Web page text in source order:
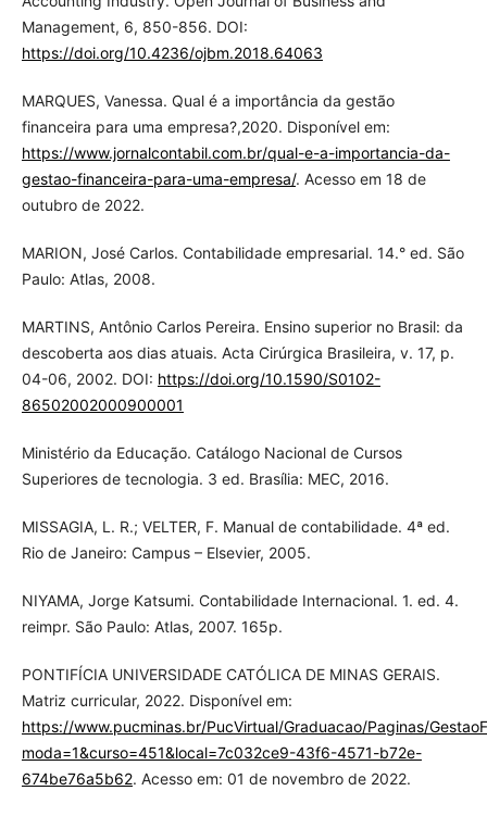
Management, 6, 850-856. DOI:
https://doi.org/10.4236/ojbm.2018.64063
MARQUES, Vanessa. Qual é a importância da gestão
financeira para uma empresa?,2020. Disponível em:
https://www.jornalcontabil.com.br/qual-e-a-importancia-da-
gestao-financeira-para-uma-empresa/. Acesso em 18 de
outubro de 2022.
MARION, José Carlos. Contabilidade empresarial. 14.° ed. São
Paulo: Atlas, 2008.
MARTINS, Antônio Carlos Pereira. Ensino superior no Brasil: da
descoberta aos dias atuais. Acta Cirúrgica Brasileira, v. 17, p.
04-06, 2002. DOI: https://doi.org/10.1590/S0102-
86502002000900001
Ministério da Educação. Catálogo Nacional de Cursos
Superiores de tecnologia. 3 ed. Brasília: MEC, 2016.
MISSAGIA, L. R.; VELTER, F. Manual de contabilidade. 4ª ed.
Rio de Janeiro: Campus – Elsevier, 2005.
NIYAMA, Jorge Katsumi. Contabilidade Internacional. 1. ed. 4.
reimpr. São Paulo: Atlas, 2007. 165p.
PONTIFÍCIA UNIVERSIDADE CATÓLICA DE MINAS GERAIS.
Matriz curricular, 2022. Disponível em:
https://www.pucminas.br/PucVirtual/Graduacao/Paginas/
moda=1&curso=451&local=7c032ce9-43f6-4571-b72e-
674be76a5b62. Acesso em: 01 de novembro de 2022.